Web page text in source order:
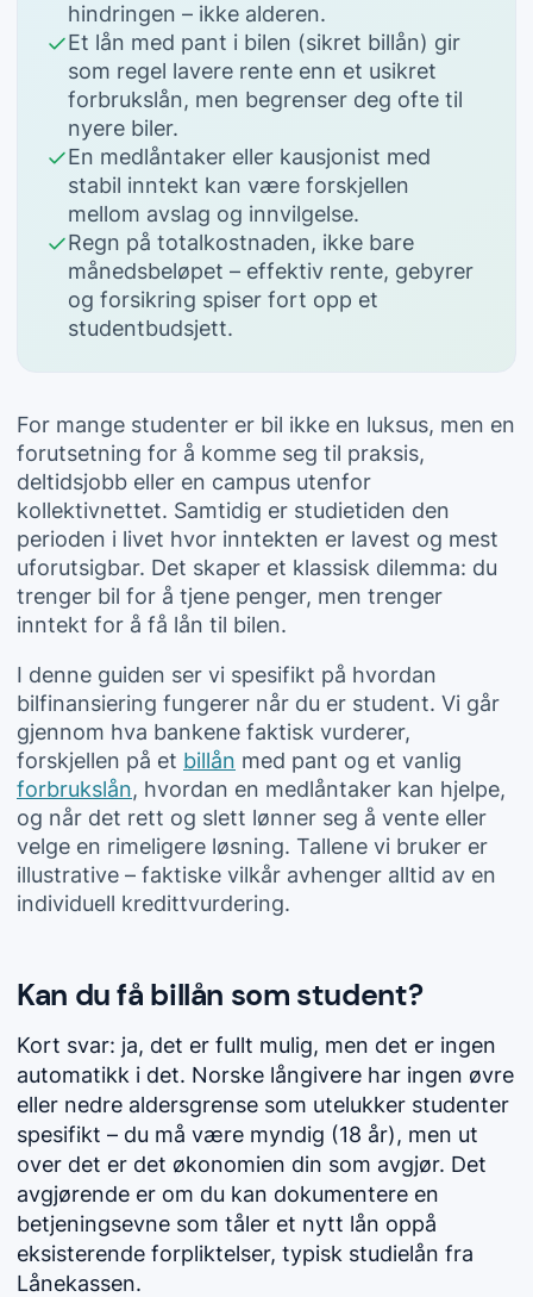
hindringen – ikke alderen.
Et lån med pant i bilen (sikret billån) gir
som regel lavere rente enn et usikret
forbrukslån, men begrenser deg ofte til
nyere biler.
En medlåntaker eller kausjonist med
stabil inntekt kan være forskjellen
mellom avslag og innvilgelse.
Regn på totalkostnaden, ikke bare
månedsbeløpet – effektiv rente, gebyrer
og forsikring spiser fort opp et
studentbudsjett.
For mange studenter er bil ikke en luksus, men en
forutsetning for å komme seg til praksis,
deltidsjobb eller en campus utenfor
kollektivnettet. Samtidig er studietiden den
perioden i livet hvor inntekten er lavest og mest
uforutsigbar. Det skaper et klassisk dilemma: du
trenger bil for å tjene penger, men trenger
inntekt for å få lån til bilen.
I denne guiden ser vi spesifikt på hvordan
bilfinansiering fungerer når du er student. Vi går
gjennom hva bankene faktisk vurderer,
forskjellen på et billån med pant og et vanlig
forbrukslån, hvordan en medlåntaker kan hjelpe,
og når det rett og slett lønner seg å vente eller
velge en rimeligere løsning. Tallene vi bruker er
illustrative – faktiske vilkår avhenger alltid av en
individuell kredittvurdering.
Kan du få billån som student?
Kort svar: ja, det er fullt mulig, men det er ingen
automatikk i det. Norske långivere har ingen øvre
eller nedre aldersgrense som utelukker studenter
spesifikt – du må være myndig (18 år), men ut
over det er det økonomien din som avgjør. Det
avgjørende er om du kan dokumentere en
betjeningsevne som tåler et nytt lån oppå
eksisterende forpliktelser, typisk studielån fra
Lånekassen.